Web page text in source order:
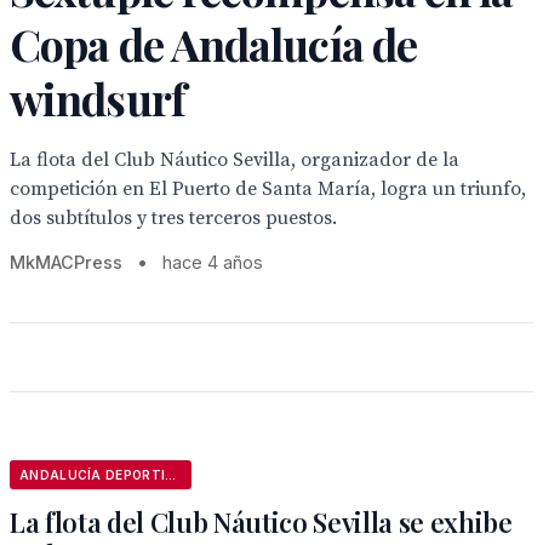
Copa de Andalucía de
windsurf
La flota del Club Náutico Sevilla, organizador de la
competición en El Puerto de Santa María, logra un triunfo,
dos subtítulos y tres terceros puestos.
MkMACPress • hace 4 años
La flota del Club Náutico Sevilla se exhibe